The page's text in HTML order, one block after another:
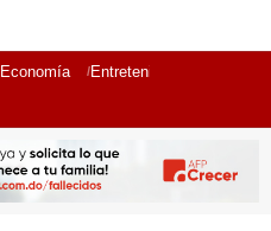
Economía Entretenimiento